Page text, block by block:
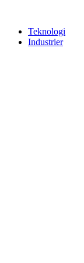
Teknologi
Industrier